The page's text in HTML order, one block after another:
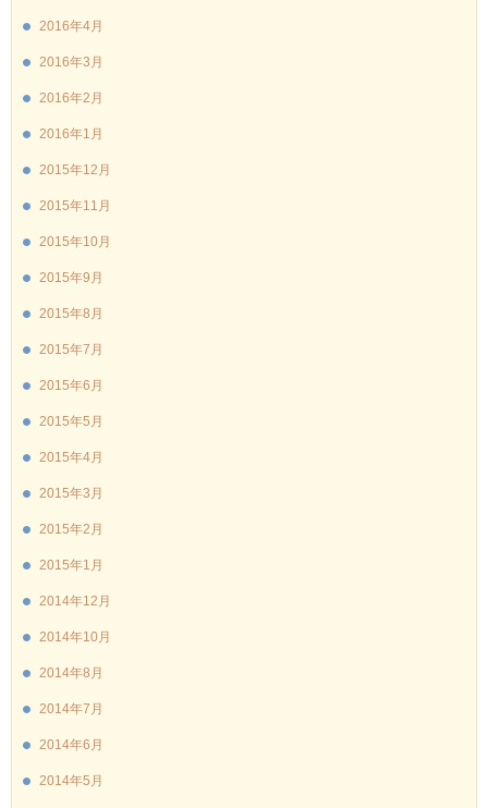
2016年4月
2016年3月
2016年2月
2016年1月
2015年12月
2015年11月
2015年10月
2015年9月
2015年8月
2015年7月
2015年6月
2015年5月
2015年4月
2015年3月
2015年2月
2015年1月
2014年12月
2014年10月
2014年8月
2014年7月
2014年6月
2014年5月